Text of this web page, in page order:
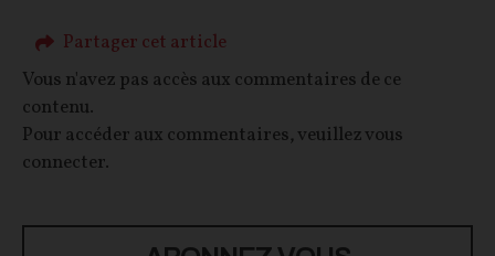
Partager cet article
Vous n'avez pas accès aux commentaires de ce
contenu.
Pour accéder aux commentaires, veuillez vous
connecter.